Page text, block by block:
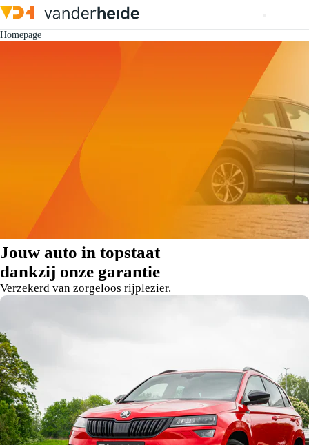
Homepage
Jouw auto in topstaat
dankzij onze garantie
Verzekerd van zorgeloos rijplezier.